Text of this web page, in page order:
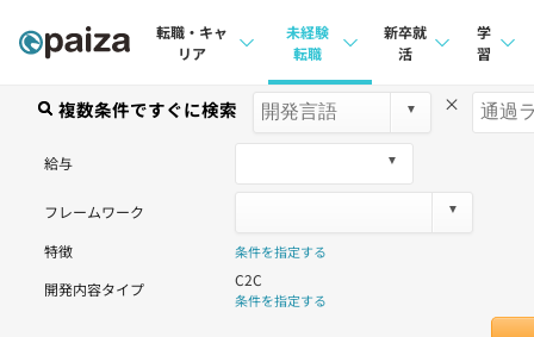
転職・キャ
リア
求人検索
未経験
転職
求人検索
新卒就
活
求人検索
本選考
インターン
イベント・セミナー
学
習
講座
リフ
複数条件ですぐに検索 ×
給与
フレームワーク
特徴
条件を指定する
開発内容タイプ C2C
条件を指定する